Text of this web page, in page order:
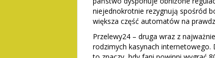
niejednokrotnie rezygnują spośród
większa część automatów na
Przelewy24 – druga wraz z
rodzimych kasynach internetowego.